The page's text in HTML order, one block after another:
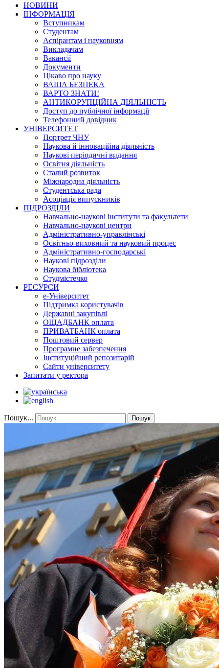
НОВИНИ
ІНФОРМАЦІЯ
Вступникам
Студентам
Аспірантам і науковцям
Викладачам
Вакансії
Документи
Цікаво про науку
ВАША БЕЗПЕКА
ВАРТО ЗНАТИ!
АНТИКОРУПЦІЙНА ДІЯЛЬНІСТЬ
Доступ до публічної інформації
Телефонний довідник
УНІВЕРСИТЕТ
Портрет ЧНУ
Наукова й інноваційна діяльність
Наукові періодичні видання
Освітня діяльність
Сталий розвиток
Міжнародна діяльність
Студентська рада
Асоціація випускників
ПІДРОЗДІЛИ
Навчально-наукові інститути та факультети
Навчально-наукові центри
Адміністративно-управлінські
Освітньо-виховний та науковий процес
Адміністративно-господарські
Наукові підрозділи
Наукова бібліотека
Студмістечко
РЕСУРСИ
е-Університет
Підтримка користувачів
Державні закупівлі
ОЩАДБАНК оплата
ПРИВАТБАНК оплата
Поштовий сервер
Програмне забезпечення
Інституційний репозитарій
Сайти університету
Запитати у ректора
Пошук... Пошук